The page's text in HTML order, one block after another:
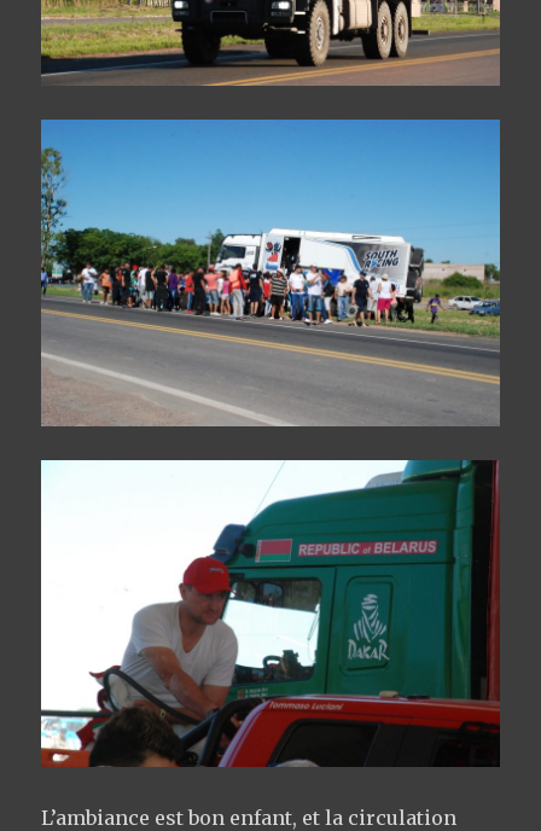
L’ambiance est bon enfant, et la circulation